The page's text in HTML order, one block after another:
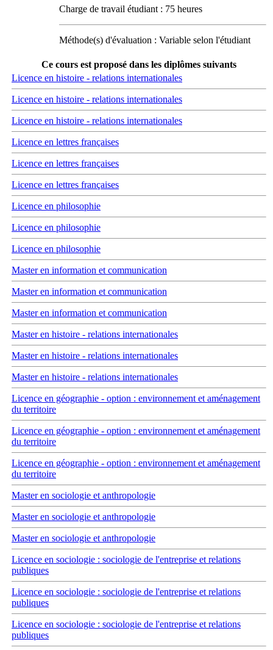
Charge de travail étudiant : 75 heures
Méthode(s) d'évaluation : Variable selon l'étudiant
Ce cours est proposé dans les diplômes suivants
Licence en histoire - relations internationales
Licence en histoire - relations internationales
Licence en histoire - relations internationales
Licence en lettres françaises
Licence en lettres françaises
Licence en lettres françaises
Licence en philosophie
Licence en philosophie
Licence en philosophie
Master en information et communication
Master en information et communication
Master en information et communication
Master en histoire - relations internationales
Master en histoire - relations internationales
Master en histoire - relations internationales
Licence en géographie - option : environnement et aménagement
du territoire
Licence en géographie - option : environnement et aménagement
du territoire
Licence en géographie - option : environnement et aménagement
du territoire
Master en sociologie et anthropologie
Master en sociologie et anthropologie
Master en sociologie et anthropologie
Licence en sociologie : sociologie de l'entreprise et relations
publiques
Licence en sociologie : sociologie de l'entreprise et relations
publiques
Licence en sociologie : sociologie de l'entreprise et relations
publiques